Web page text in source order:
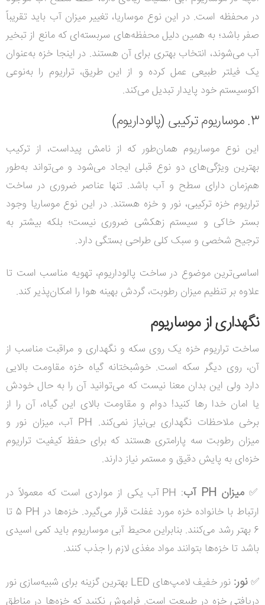
در محفظه است. در این نوع موساریا، تغییر میزان آب باید تقریباً
صفر باشد؛ به همین دلیل محفظه‌های سربسته‌ای که مانع از تبخیر
آب می‌شوند، انتخاب بهتری برای آن هستند. در اینجا خزه به‌عنوان
یک فیلتر طبیعی عمل کرده و از این طریق، تراریوم را به‌نوعی
اکوسیستم خود پایدار تبدیل می‌کند.
3. موساریوم ترکیبی (پالوداریوم)
این نوع موساریوم همان‌طور که از نامش پیداست، از ترکیب
بهترین ویژگی‌های دو نوع قبلی ایجاد می‌شود و می‌تواند به‌طور
هم‌زمان دارای سطح و آب باشد. تنها عناصر ضروری در ساخت
تراریوم خزه ترکیبی، نور و خزه هستند. در این نوع موساریا وجود
بستر خاکی و سیستم زهکشی ضروری نیست؛ بلکه بیشتر به
ترجیح شخصی و سبک کلی طراحی بستگی دارد.
اساسی‌ترین موضوع در ساخت پالوداریوم، تهویه مناسب است تا
علاوه بر تنظیم میزان رطوبت، گردش بهینه هوا را امکان‌پذیر کند.
نگهداری از موساریوم
ساخت تراریوم خزه یک روی سکه و نگهداری و مراقبت مناسب از
آن، روی دیگر سکه است. خوشبختانه گیاه خزه مقاومت بالایی
دارد ولی این بدان معنا نیست که می‌توانید آن را به حال خودش
یا امان خدا رها کنید! دوام و مقاومت بالای این گیاه، آن را از
برخی ملاحظات نگهداری بی‌نیاز نمی‌کند. PH آب، میزان نور و
میزان رطوبت سه پارامتری هستند که برای حفظ کیفیت تراریوم
خزه‌ای به پایش دقیق و مستمر نیاز دارند.
✅ میزان PH آب :
PH آب یکی از مواردی است که معمولاً در
ارتباط با خانواده خزه مورد غفلت قرار می‌گیرد. خزه‌ها در PH
5 تا
6 بهتر رشد می‌کنند. بنابراین محیط آبی موساریوم باید کمی اسیدی
باشد تا خزه‌ها بتوانند مواد مغذی لازم را جذب کنند.
✅نور: نور خفیف لامپ‌های LED بهترین گزینه برای شبیه‌سازی نور
دریافتی خزه در طبیعت است. فراموش نکنید که خزه‌ها در مناطق